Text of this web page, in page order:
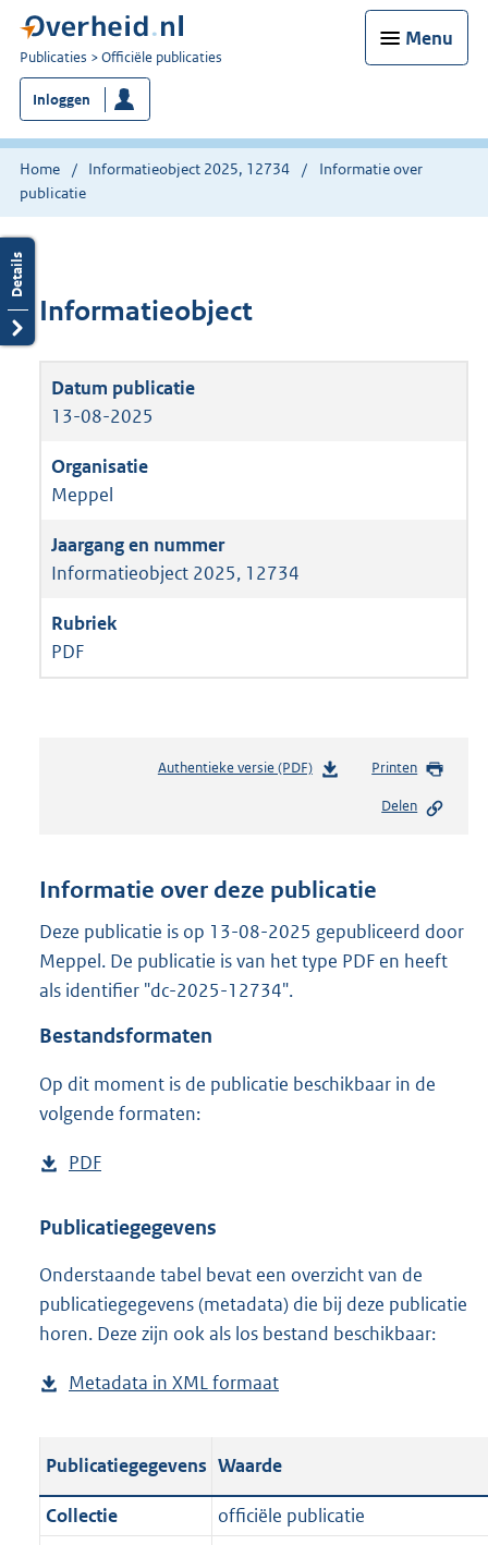
Menu
U
bent
nu
hier:
Publicaties Officiële publicaties
Inloggen
Home Informatieobject 2025, 12734
Informatie over
publicatie
Informatieobject
13-08-2025
Meppel
Informatieobject 2025, 12734
PDF
Authentieke versie (PDF)b
n
s
r
e
n
Printen
Delen
Informatie over deze publicatie
Deze publicatie is op 13-08-2025 gepubliceerd door
Meppel. De publicatie is van het type PDF en heeft
als identifier "dc-2025-12734".
Bestandsformaten
Op dit moment is de publicatie beschikbaar in de
volgende formaten:
D
w
l
o
a
p
b
i
PDF
s
a
n
d
g
o
t
Publicatiegegevens
Onderstaande tabel bevat een overzicht van de
publicatiegegevens (metadata) die bij deze publicatie
horen. Deze zijn ook als los bestand beschikbaar:
Metadata in XML formaat
t
a
n
Publicatiegegevens Waarde
Collectie
officiële publicatie